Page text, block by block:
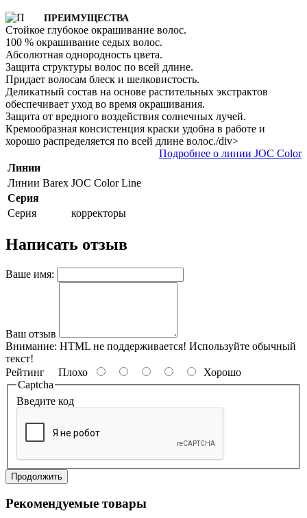
ПРЕИМУЩЕСТВА
Стойкое глубокое окрашивание волос.
100 % окрашивание седых волос.
Абсолютная однородность цвета.
Защита структуры волос по всей длине.
Придает волосам блеск и шелковистость.
Деликатный состав на основе растительных экстрактов
обеспечивает уход во время окрашивания.
Защита от вредного воздействия солнечных лучей.
Кремообразная консистенция краски удобна в работе и
хорошо распределяется по всей длине волос./div>
Подробнее о линии JOC Color
Линии
Линии Barex JOC Color Line
Серия
Серия
корректоры
Написать отзыв
Ваше имя:
Ваш отзыв
Внимание: HTML не поддерживается! Используйте обычный
текст!
Рейтинг Плохо
Хорошо
Captcha
Введите код
Продолжить
Рекомендуемые товары